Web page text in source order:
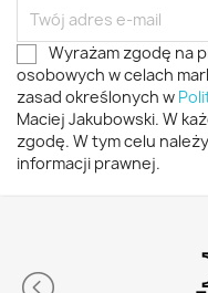
Wyrażam zgodę na
osobowych w celach
zasad określonych w
Maciej Jakubowski. W
zgodę. W tym celu
informacji prawnej.